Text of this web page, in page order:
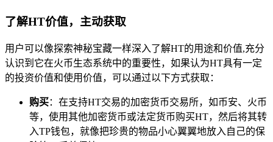
了解HT价值，主动获取
用户可以像探索神秘宝藏一样深入了解HT的用途和价值,充分
认识到它在火币生态系统中的重要性，如果认为HT具有一定
的投资价值和使用价值，可以通过以下方式获取：
购买：在支持HT交易的加密货币交易所，如币安、火币
等，使用其他加密货币或法定货币购买HT，然后将其转
入TP钱包，就像把珍贵的物品小心翼翼地放入自己的保